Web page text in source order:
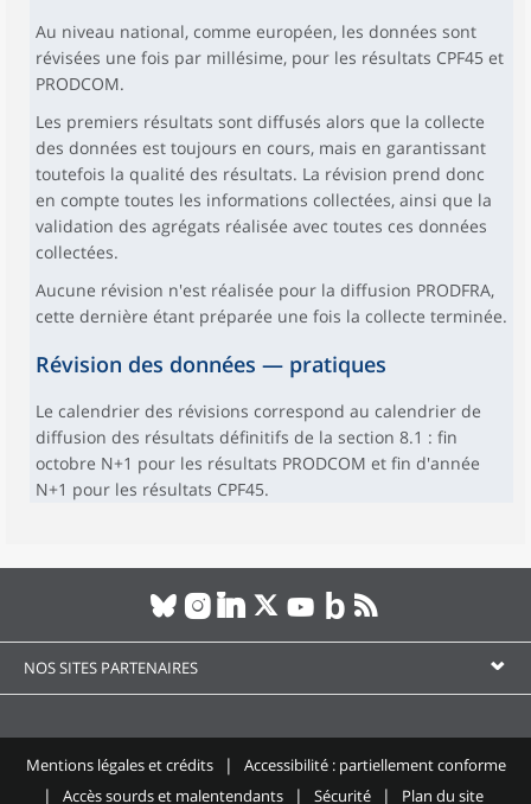
Au niveau national, comme européen, les données sont
révisées une fois par millésime, pour les résultats CPF45 et
PRODCOM.
Les premiers résultats sont diffusés alors que la collecte
des données est toujours en cours, mais en garantissant
toutefois la qualité des résultats. La révision prend donc
en compte toutes les informations collectées, ainsi que la
validation des agrégats réalisée avec toutes ces données
collectées.
Aucune révision n'est réalisée pour la diffusion PRODFRA,
cette dernière étant préparée une fois la collecte terminée.
Révision des données — pratiques
Le calendrier des révisions correspond au calendrier de
diffusion des résultats définitifs de la section 8.1 : fin
octobre N+1 pour les résultats PRODCOM et fin d'année
N+1 pour les résultats CPF45.
NOS SITES PARTENAIRES
Mentions légales et crédits
Accessibilité : partiellement conforme
Accès sourds et malentendants
Sécurité Plan du site